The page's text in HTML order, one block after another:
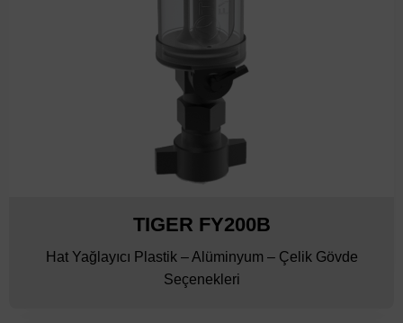
TIGER FY200B
Hat Yağlayıcı Plastik – Alüminyum – Çelik Gövde
Seçenekleri